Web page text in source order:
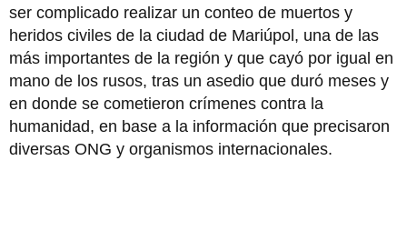
ser complicado realizar un conteo de muertos y
heridos civiles de la ciudad de Mariúpol, una de las
más importantes de la región y que cayó por igual en
mano de los rusos, tras un asedio que duró meses y
en donde se cometieron crímenes contra la
humanidad, en base a la información que precisaron
diversas ONG y organismos internacionales.